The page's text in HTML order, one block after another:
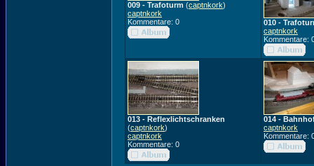
009 - Trafoturm (captnkork)
captnkork
Kommentare: 0
010 -
captnkork
Kommentare:
013 - Reflexlichtschranken
(captnkork)
captnkork
Kommentare: 0
014 -
captnkork
Kommentare: